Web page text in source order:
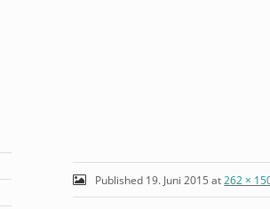
Published 19. Juni 2015 at262 ×